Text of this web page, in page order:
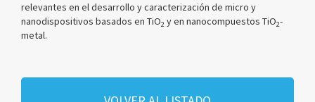
relevantes en el desarrollo y caracterización de micro y
nanodispositivos basados en TiO2 y en nanocompuestos TiO2-
metal.